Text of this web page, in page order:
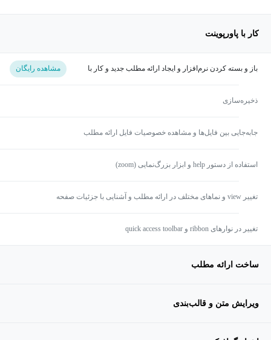
کار با پاورپوینت
باز و بسته کردن نرم‌افزار و ایجاد ارائه مطلب جدید و کار با
مشاهده رایگان
ذخیره‌سازی
جابه‌جایی بین فایل‌ها و مشاهده خصوصیات فایل ارائه مطلب
استفاده از دستور help و ابزار بزرگ‌نمایی (zoom)
تغییر view و نماهای مختلف در ارائه مطلب و آشنایی با جزئیات صفحه
تغییر در نوارهای ribbon و quick access toolbar
ساخت ارائه مطلب
ویرایش متن و قالب‌بندی